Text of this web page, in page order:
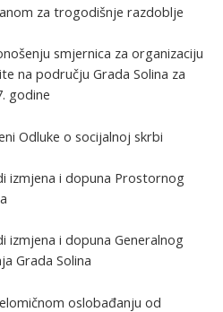
za trogodišnje razdoblje
smjernica za organizaciju
na području Grada Solina za
godine
Odluke o socijalnoj skrbi
izmjena i dopuna Prostornog
izmjena i dopuna Generalnog
Grada Solina
oslobađanju od